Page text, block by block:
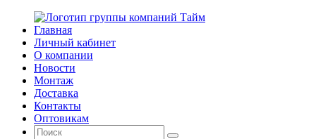
Главная
Личный кабинет
О компании
Новости
Монтаж
Доставка
Контакты
Оптовикам